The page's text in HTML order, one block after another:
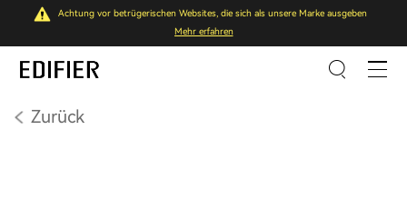
Achtung vor betrügerischen Websites, die sich als unsere Marke ausgeben
Mehr erfahren
Zurück